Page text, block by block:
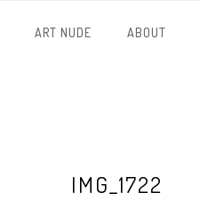
ART NUDE ABOUT
IMG_1722